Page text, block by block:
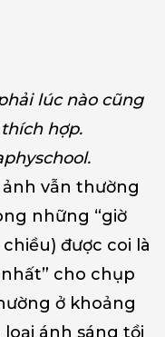
lúc nào cũng
hợp.
vẫn thường
những “giờ
được coi là
cho chụp
ở khoảng
ánh sáng tồi